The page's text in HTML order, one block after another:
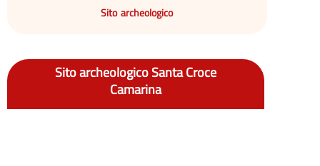
Sito archeologico
Sito archeologico Santa Croce
Camarina